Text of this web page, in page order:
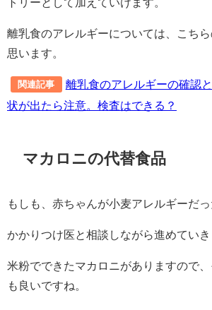
離乳食のアレルギーについては、こち
思います。
関連記事
離乳食のアレルギーの確認
状が出たら注意。検査はできる？
マカロニの代替食品
もしも、赤ちゃんが小麦アレルギーだっ
かかりつけ医と相談しながら進めていき
米粉でできたマカロニがありますので
も良いですね。